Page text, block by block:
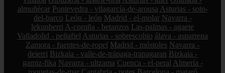
almuñécar Pontevedra - vilagarcía-de-arousa Asturias - soto-
del-barco León - león Madrid - el-molar Navarra -
lekunberri A-coruña - betanzos Las-palmas - agaete
Valladolid - peñafiel Asturias - sobrescobio álava - asparrena
Zamora - fuentes-de-ropel Madrid - móstoles Navarra -
deierri Bizkaia - valle-de-trápaga-trapagaran Bizkaia -
gamiz-fika Navarra - ultzama Cuenca - el-peral Almería -